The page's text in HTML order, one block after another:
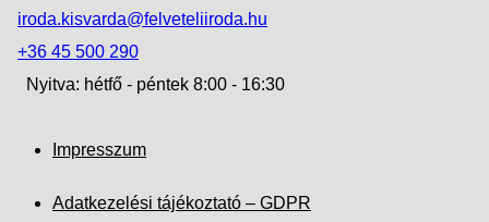
iroda.kisvarda@felveteliiroda.hu
+36 45 500 290
Nyitva: hétfő - péntek 8:00 - 16:30
Impresszum
Adatkezelési tájékoztató – GDPR